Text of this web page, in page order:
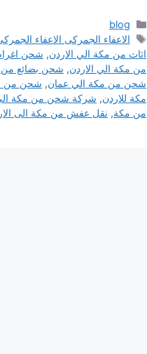
التصنيفات
blog
الوسوم
الاعفاء الجمركى الاعفاء
اثاث من مكة الي الاردن, شحن
من مكة الي الاردن, شحن بضائع من
شحن من مكة الي عمان, شحن من
مكة للاردن, شركة شحن من مكة الي
من مكة, نقل عفش من مكة الى